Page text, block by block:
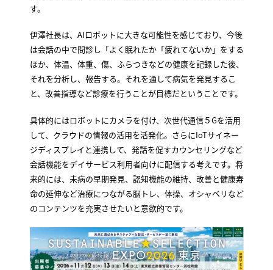
す。
伊澤社長は、AIロボットに大きな可能性を感じており、今後
は会話の中で問診し「よく眠れたか「疲れてないか」をする
ほか、体温、体重、傷、ふらつきなどの健康を記録した後、
それを分析し、報告する。それを通して病気を発見するこ
と、改善指導など診療を行うことが目標だということです。
具体的にはロボットにカメラを付け、次世代通信５Gを活用
して、クラウドの情報の活用を活発化。さらにIoTサイネー
ジディスプレイと連携して、発話を促すカウンセリングなど
会話機能をデイサービス利用者向けに配信する考えです。将
来的には、未病の早期発見、認知機能の維持、改善と健康寿
命の延伸など治療につながる脳トレ、体操、オシャベリなど
のコンテンツを充実させたいと意欲的です。